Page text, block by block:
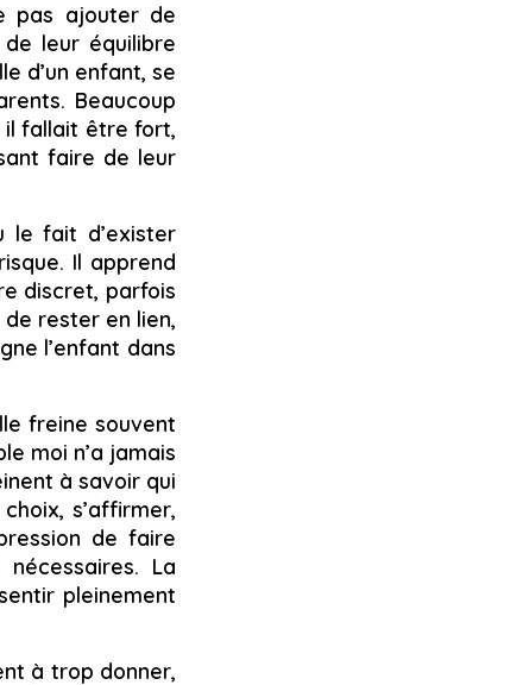
pas ajouter de
leur équilibre
d’un enfant, se
Beaucoup
il fallait être fort,
faire de leur
le fait d’exister
Il apprend
discret, parfois
rester en lien,
l’enfant dans
freine souvent
moi n’a jamais
à savoir qui
s’affirmer,
de faire
La
pleinement
à trop donner,